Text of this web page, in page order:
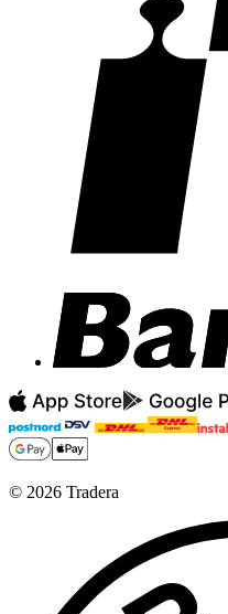
© 2026 Tradera